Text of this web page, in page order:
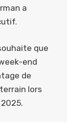
a
que
end
de
lors